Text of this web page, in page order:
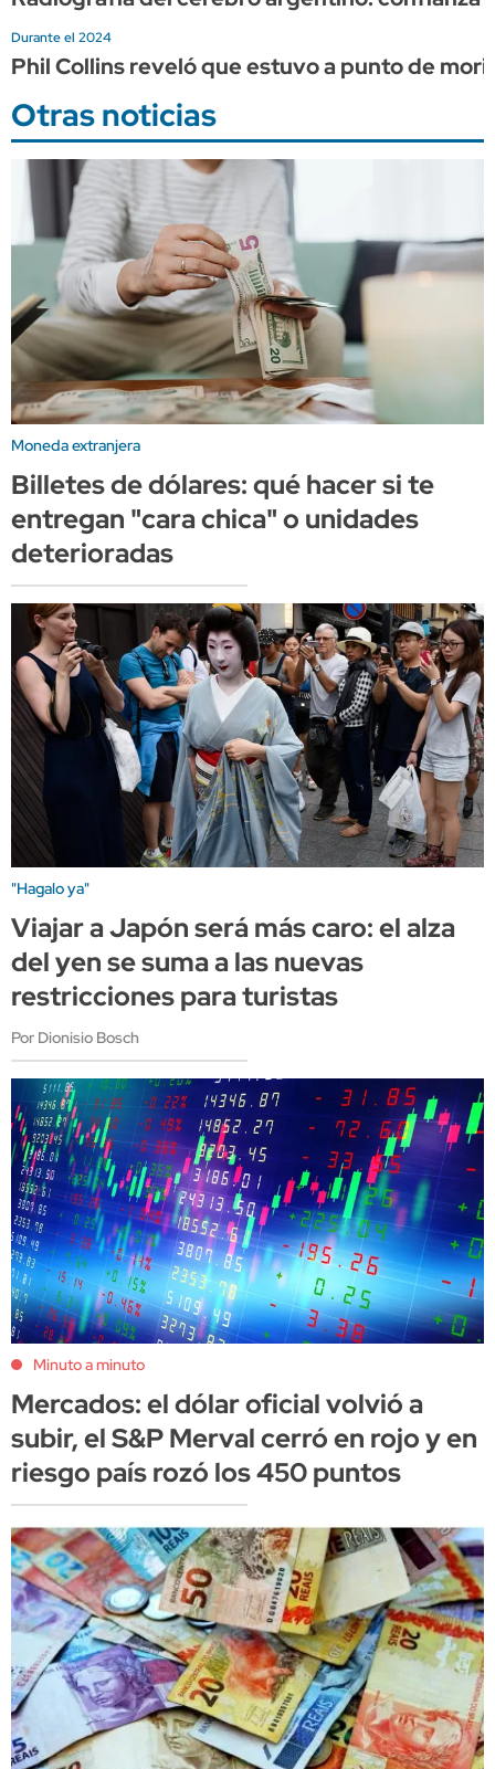
Durante el 2024
Phil Collins reveló que estuvo a punto de
Otras noticias
Moneda extranjera
Billetes de dólares: qué hacer si te
entregan "cara chica" o unidades
deterioradas
"Hagalo ya"
Viajar a Japón será más caro: el alza
del yen se suma a las nuevas
restricciones para turistas
Por Dionisio Bosch
Minuto a minuto
Mercados: el dólar oficial volvió a
subir, el S&P Merval cerró en rojo y en
riesgo país rozó los 450 puntos